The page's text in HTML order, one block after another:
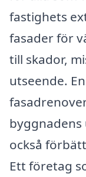
fastighets
fasader för
till skador,
utseende.
också
Ett företag